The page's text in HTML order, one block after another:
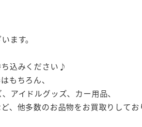
ます。
込みください♪
もちろん、
アイドルグッズ、カー用品、
、他多数のお品物をお買取りして